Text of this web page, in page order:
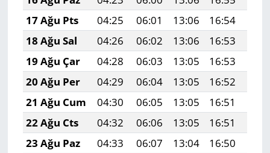
17 Ağu Pts
04:25 06:01 13:06 16:54
18 Ağu Sal
04:26 06:02 13:06 16:53
19 Ağu Çar
04:28 06:03 13:05 16:53
20 Ağu Per
04:29 06:04 13:05 16:52
21 Ağu Cum
04:30 06:05 13:05 16:51
22 Ağu Cts
04:32 06:06 13:05 16:51
23 Ağu Paz
04:33 06:07 13:04 16:50